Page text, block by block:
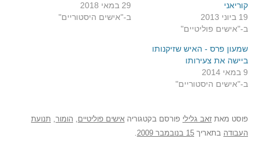
קוריאני
19 ביוני 2013
ב-"אישים פוליטיים"
29 במאי 2018
ב-"אישים היסטוריים"
שמעון פרס - האיש שזיקנותו
ביישה את צעירותו
9 במאי 2014
ב-"אישים היסטוריים"
פוסט מאת זאב גלילי פורסם בקטגוריה אישים פוליטיים, הומור, תנועת
העבודה בתאריך 15 בנובמבר 2009 .